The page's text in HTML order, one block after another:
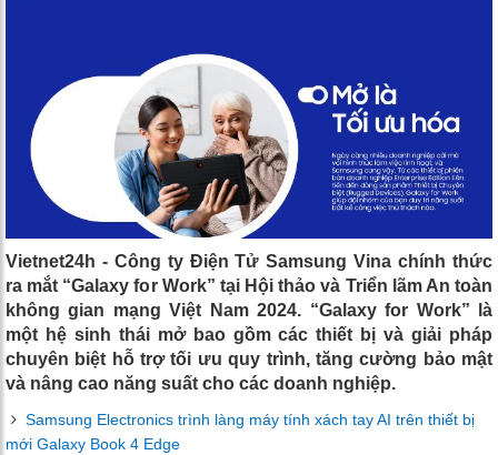
Vietnet24h - Công ty Điện Tử Samsung Vina chính thức
ra mắt “Galaxy for Work” tại Hội thảo và Triển lãm An toàn
không gian mạng Việt Nam 2024. “Galaxy for Work” là
một hệ sinh thái mở bao gồm các thiết bị và giải pháp
chuyên biệt hỗ trợ tối ưu quy trình, tăng cường bảo mật
và nâng cao năng suất cho các doanh nghiệp.
Samsung Electronics trình làng máy tính xách tay AI trên thiết bị
mới Galaxy Book 4 Edge